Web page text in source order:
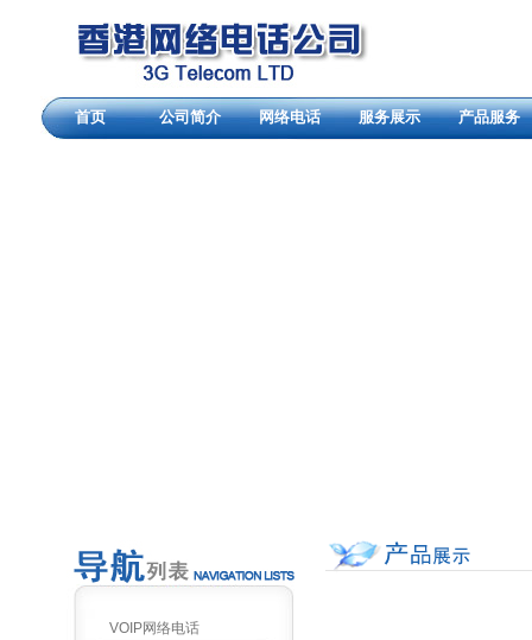
首页 公司简介 网络电话 服务展示 产品服务
VOIP网络电话